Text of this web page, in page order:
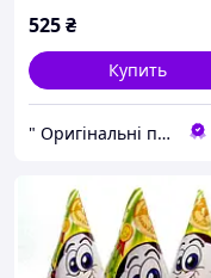
525₴
Купить
" Оригінальні подарунки " Інтернет - магазин ( оригинальныеподарки.com )